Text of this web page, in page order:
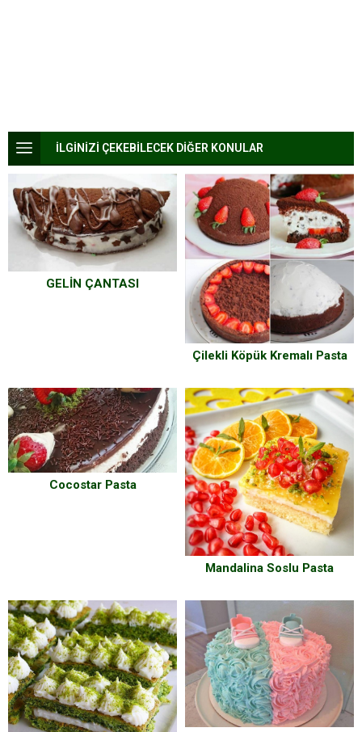
İLGİNİZİ ÇEKEBİLECEK DİĞER KONULAR
GELİN ÇANTASI
Çilekli Köpük Kremalı Pasta
Cocostar Pasta
Mandalina Soslu Pasta